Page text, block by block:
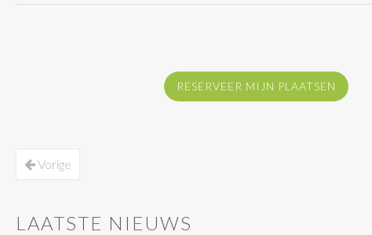
RESERVEER MIJN PLAATSEN
Vorige
LAATSTE NIEUWS